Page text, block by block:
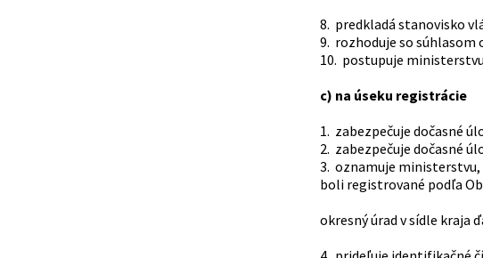
8. predkladá stanovisko
9. rozhoduje so súhlasom
10. postupuje
c) na úseku registrácie
1. zabezpečuje dočasné
2. zabezpečuje dočasné
3. oznamuje ministerstvu,
boli registrované podľa
okresný úrad v sídle kraja